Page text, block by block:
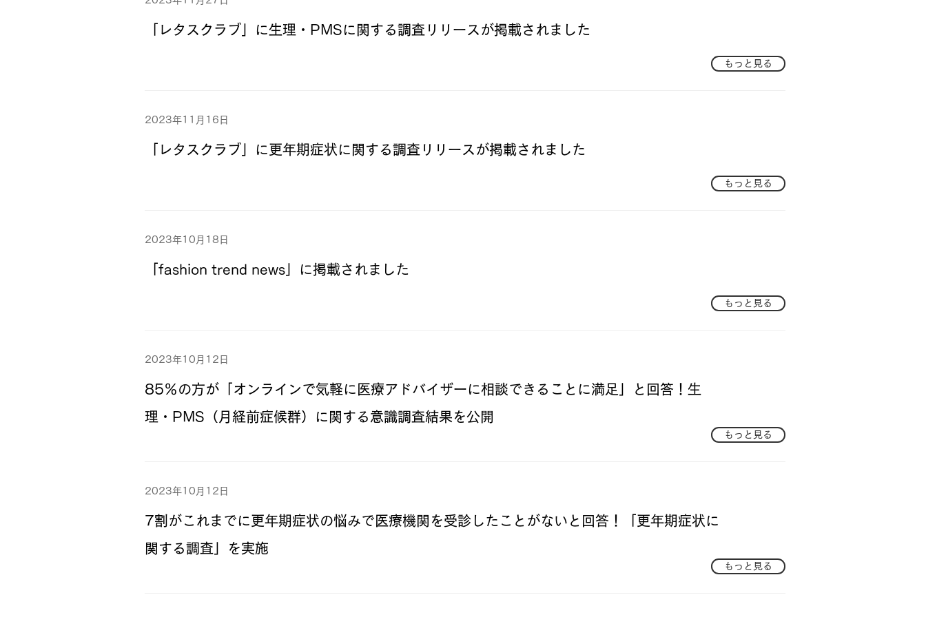
「レタスクラブ」に生理・PMSに関する調査リリースが掲載されました
もっと見る
2023年11月16日
「レタスクラブ」に更年期症状に関する調査リリースが掲載されました
もっと見る
2023年10月18日
「fashion trend news」に掲載されました
もっと見る
2023年10月12日
85％の方が「オンラインで気軽に医療アドバイザーに相談できることに満足」と回答！生
理・PMS（月経前症候群）に関する意識調査結果を公開
もっと見る
2023年10月12日
7割がこれまでに更年期症状の悩みで医療機関を受診したことがないと回答！「更年期症状に
関する調査」を実施
もっと見る